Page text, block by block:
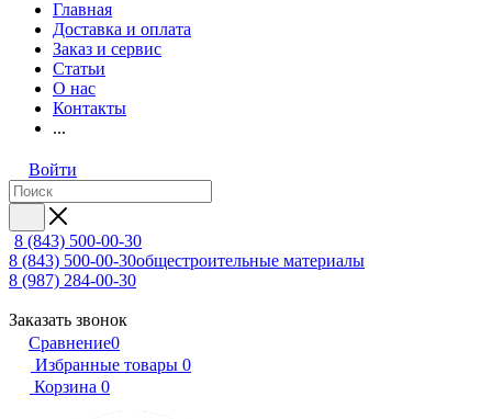
Главная
Доставка и оплата
Заказ и сервис
Статьи
О нас
Контакты
...
Войти
8 (843) 500-00-30
8 (843) 500-00-30общестроительные материалы
8 (987) 284-00-30
Заказать звонок
Сравнение0
Избранные товары 0
Корзина 0